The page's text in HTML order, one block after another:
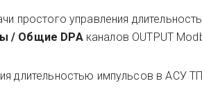
простого управления
/ Общие DPAканалов OUTPUT
длительностью импульсов в АСУ